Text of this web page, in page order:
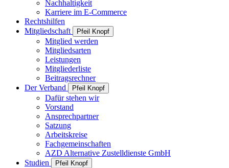
Nachhaltigkeit
Karriere im E-Commerce
Rechtshilfen
Mitgliedschaft
Pfeil Knopf
Mitglied werden
Mitgliedsarten
Leistungen
Mitgliederliste
Beitragsrechner
Der Verband
Pfeil Knopf
Dafür stehen wir
Vorstand
Ansprechpartner
Satzung
Arbeitskreise
Fachgemeinschaften
AZD Alternative Zustelldienste GmbH
Studien
Pfeil Knopf